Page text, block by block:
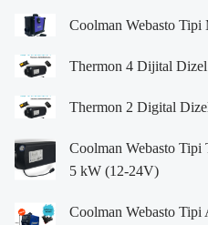
Coolman Webasto Tipi
Thermon 4 Dijital Dizel
Thermon 2 Digital
Coolman Webasto Tipi
5 kW (12-24V)
Coolman Webasto Tipi